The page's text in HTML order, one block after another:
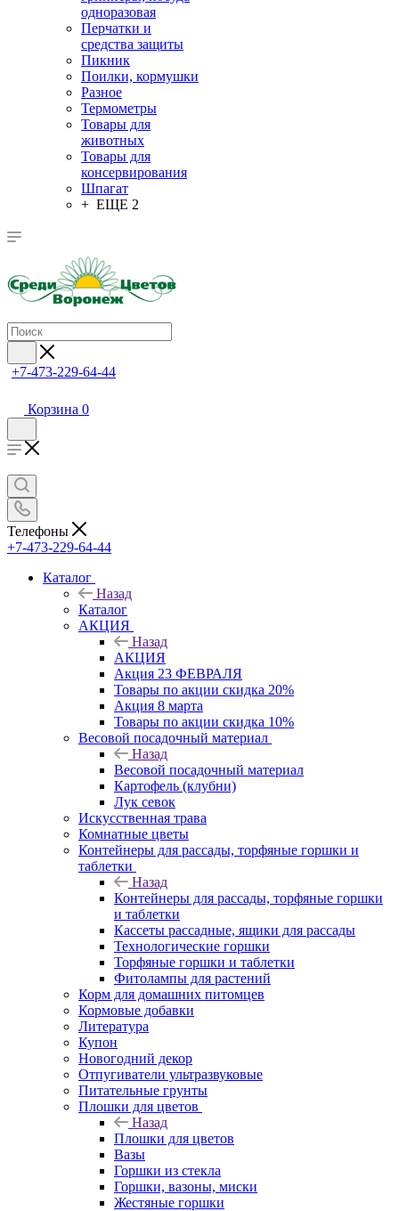
одноразовая
Перчатки и
средства защиты
Пикник
Поилки, кормушки
Разное
Термометры
Товары для
животных
Товары для
консервирования
Шпагат
+ ЕЩЕ 2
+7-473-229-64-44
Корзина 0
Телефоны
+7-473-229-64-44
Каталог
Назад
Каталог
АКЦИЯ
Назад
АКЦИЯ
Акция 23 ФЕВРАЛЯ
Товары по акции скидка 20%
Акция 8 марта
Товары по акции скидка 10%
Весовой посадочный материал
Назад
Весовой посадочный материал
Картофель (клубни)
Лук севок
Искусственная трава
Комнатные цветы
Контейнеры для рассады, торфяные горшки и
таблетки
Назад
Контейнеры для рассады, торфяные горшки
и таблетки
Кассеты рассадные, ящики для рассады
Технологические горшки
Торфяные горшки и таблетки
Фитолампы для растений
Корм для домашних питомцев
Кормовые добавки
Литература
Купон
Новогодний декор
Отпугиватели ультразвуковые
Питательные грунты
Плошки для цветов
Назад
Плошки для цветов
Вазы
Горшки из стекла
Горшки, вазоны, миски
Жестяные горшки